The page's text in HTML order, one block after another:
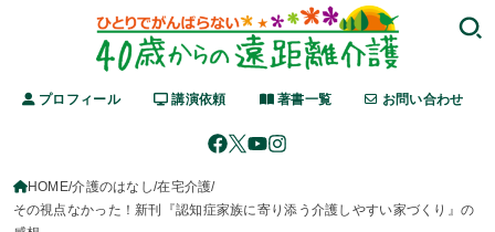
プロフィール 講演依頼 著書一覧 お問い合わせ
HOME 介護のはなし 在宅介護
その視点なかった！新刊『認知症家族に寄り添う介護しやすい家づくり』の